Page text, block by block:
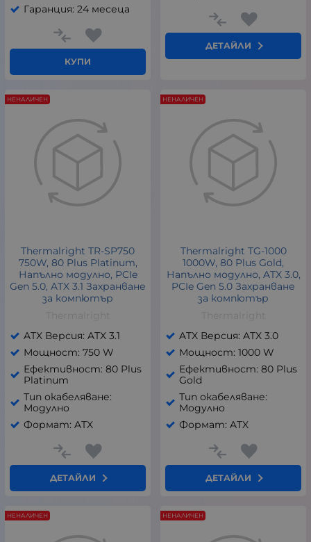
Гаранция: 24 месеца
КУПИ
ДЕТАЙЛИ
Thermalright TR-SP750
750W, 80 Plus Platinum,
Напълно модулно, PCIe
Gen 5.0, ATX 3.1 Захранване
за компютър
ATX Версия: ATX 3.1
Мощност: 750 W
Ефективност: 80 Plus
Platinum
Тип окабеляване:
Модулно
Формат: ATX
ДЕТАЙЛИ
НЕНАЛИЧЕН
Thermalright TG-1000
1000W, 80 Plus Gold,
Напълно модулно, ATX 3.0,
PCIe Gen 5.0 Захранване
за компютър
ATX Версия: ATX 3.0
Мощност: 1000 W
Ефективност: 80 Plus
Gold
Тип окабеляване:
Модулно
Формат: ATX
ДЕТАЙЛИ
НЕНАЛИЧЕН
НЕНАЛИЧЕН НЕНАЛИЧЕН